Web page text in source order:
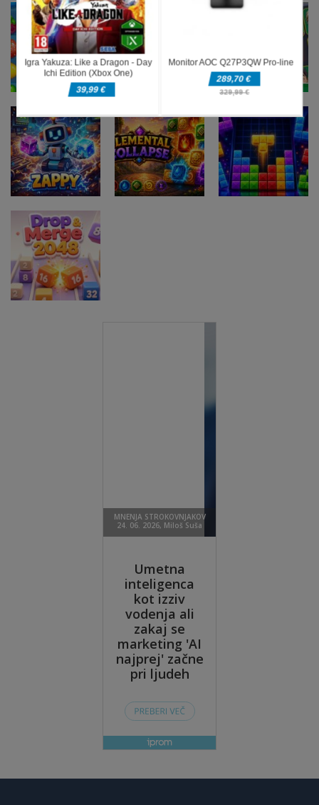
Miselne igre
Money Rush
Game
Miselne igre
Color Mosaic Sugar Drop
Miselne igre
Sweet Candy
Match 3 Game
Miselne igre
Bump the
Balls
Miselne igre
Football
Legends
Sliding Puzzle
Miselne igre
Zappy